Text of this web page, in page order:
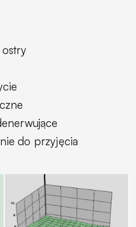
do przyjęcia